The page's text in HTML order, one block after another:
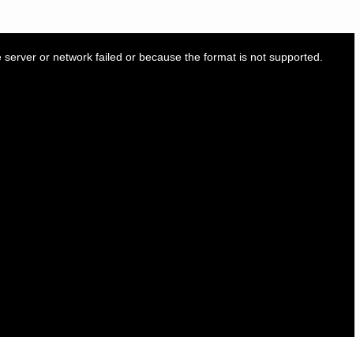
or network failed or because the format is not supported.